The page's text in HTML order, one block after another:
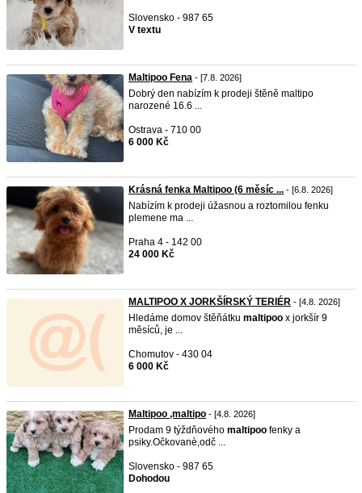
Slovensko - 987 65
V textu
Maltipoo Fena - [7.8. 2026]
Dobrý den nabízím k prodeji štěně maltipo
narozené 16.6 ...
Ostrava - 710 00
6 000 Kč
Krásná fenka Maltipoo (6 měsíc ... - [6.8. 2026]
Nabízím k prodeji úžasnou a roztomilou fenku
plemene ma ...
Praha 4 - 142 00
24 000 Kč
MALTIPOO X JORKŠÍRSKÝ TERIÉR - [4.8. 2026]
Hledáme domov štěňátku maltipoo x jorkšír 9
měsíců, je ...
Chomutov - 430 04
6 000 Kč
Maltipoo ,maltipo - [4.8. 2026]
Prodam 9 týždňového maltipoo fenky a
psiky.Očkovanè,odč ...
Slovensko - 987 65
Dohodou